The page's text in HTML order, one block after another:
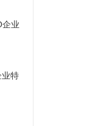
企业
特